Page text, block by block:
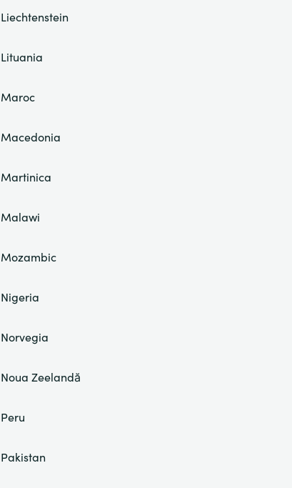
Liechtenstein
Lituania
Maroc
Macedonia
Martinica
Malawi
Mozambic
Nigeria
Norvegia
Noua Zeelandă
Peru
Pakistan